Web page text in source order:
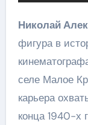
Николай
фигура в
селе Малое
карьера
конца 1940-х